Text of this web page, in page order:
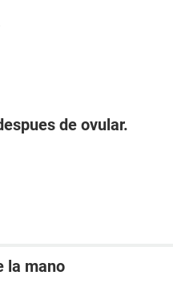
de ovular.
la mano